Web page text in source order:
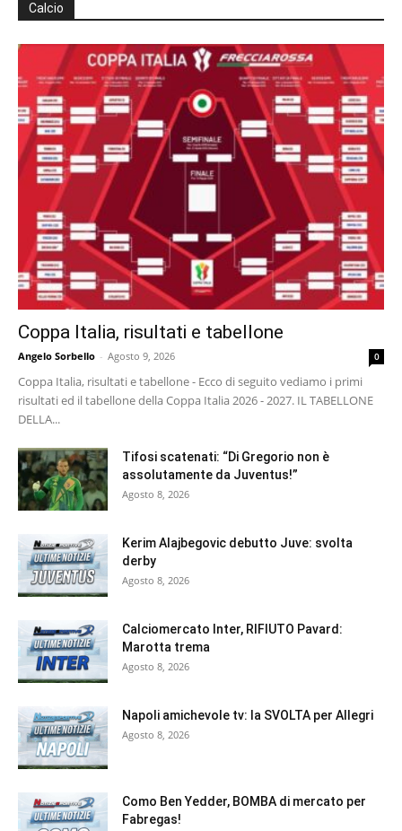
Calcio
Coppa Italia, risultati e tabellone
Angelo Sorbello - Agosto 9, 2026 0
Coppa Italia, risultati e tabellone - Ecco di seguito vediamo i primi
risultati ed il tabellone della Coppa Italia 2026 - 2027. IL TABELLONE
DELLA...
Tifosi scatenati: “Di Gregorio non è
assolutamente da Juventus!”
Agosto 8, 2026
Kerim Alajbegovic debutto Juve: svolta
derby
Agosto 8, 2026
Calciomercato Inter, RIFIUTO Pavard:
Marotta trema
Agosto 8, 2026
Napoli amichevole tv: la SVOLTA per Allegri
Agosto 8, 2026
Como Ben Yedder, BOMBA di mercato per
Fabregas!